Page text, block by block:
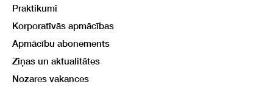
Praktikumi
Korporatīvās apmācības
Apmācību abonements
Ziņas un aktualitātes
Nozares vakances